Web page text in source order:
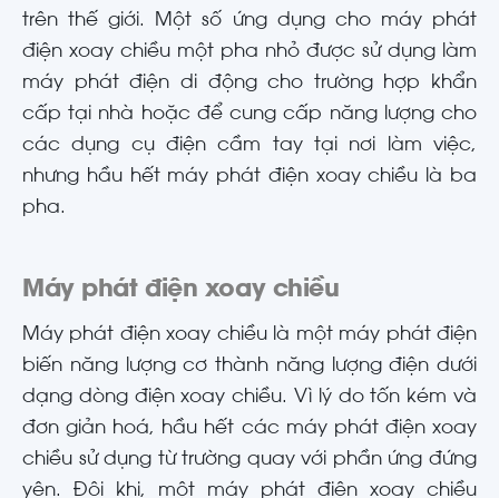
trên thế giới. Một số ứng dụng cho máy phát
điện xoay chiều một pha nhỏ được sử dụng làm
máy phát điện di động cho trường hợp khẩn
cấp tại nhà hoặc để cung cấp năng lượng cho
các dụng cụ điện cầm tay tại nơi làm việc,
nhưng hầu hết máy phát điện xoay chiều là ba
pha.
Máy phát điện xoay chiều
Máy phát điện xoay chiều là một máy phát điện
biến năng lượng cơ thành năng lượng điện dưới
dạng dòng điện xoay chiều. Vì lý do tốn kém và
đơn giản hoá, hầu hết các máy phát điện xoay
chiều sử dụng từ trường quay với phần ứng đứng
yên. Đôi khi, một máy phát điện xoay chiều